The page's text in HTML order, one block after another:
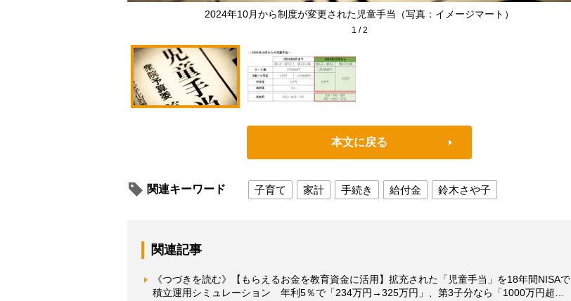
2024年10月から制度が変更された児童手当（写真：イメージマート）
1 /2
本文に戻る
関連キーワード 子育て 家計 手続き 給付金 鈴木さや子
関連記事
《つづきを読む》【もらえるお金を教育資金に活用】拡充された「児童手当」を18年間NISAで
積立運用シミュレーション 年利5％で「234万円→325万円」、第3子分なら「1000万円超…